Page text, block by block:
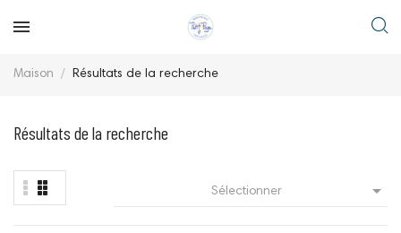
Maison Résultats de la recherche
Résultats de la recherche
Sélectionner 